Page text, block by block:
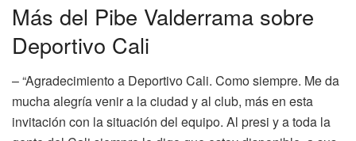
Más del Pibe Valderrama sobre
Deportivo Cali
– “Agradecimiento a Deportivo Cali. Como siempre. Me da
mucha alegría venir a la ciudad y al club, más en esta
invitación con la situación del equipo. Al presi y a toda la